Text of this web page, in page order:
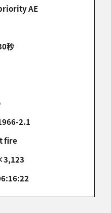
ださい。
とうございます。
はないであろう涸
です。
AE
秒
2.1
fire